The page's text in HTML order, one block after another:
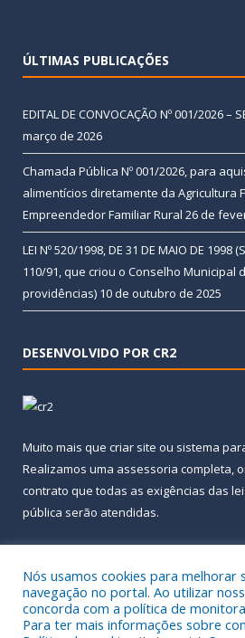
ÚLTIMAS PUBLICAÇÕES
EDITAL DE CONVOCAÇÃO Nº 001/2026 –
março de 2026
Chamada Pública Nº 001/2026, para
alimentícios diretamente da Agricultura
Empreendedor Familiar Rural 26 de
LEI Nº 520/1998, DE 31 DE MAIO DE
110/91, que criou o Conselho Municipal
providências) 10 de outubro de 2025
DESENVOLVIDO POR CR2
Muito mais que criar site ou sistema
Realizamos uma assessoria completa,
contrato que todas as exigências das
pública serão atendidas.
Nós usamos cookies para melhorar
navegação no portal. Ao utilizar
concorda com a política de
Para ter mais informações sobre